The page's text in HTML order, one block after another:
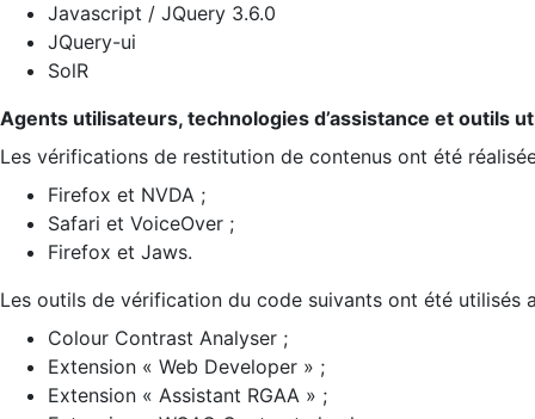
Javascript / JQuery 3.6.0
JQuery-ui
SolR
Agents utilisateurs, technologies d’assistance et outils
Les vérifications de restitution de contenus ont été
Firefox et NVDA ;
Safari et VoiceOver ;
Firefox et Jaws.
Les outils de vérification du code suivants ont été utilisés
Colour Contrast Analyser ;
Extension « Web Developer » ;
Extension « Assistant RGAA » ;